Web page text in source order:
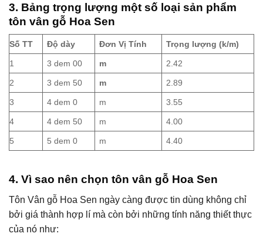
3. Bảng trọng lượng một số loại sản phẩm
tôn vân gỗ Hoa Sen
Số TT Độ dày Đơn Vị Tính Trọng lượng (k/m)
1 3 dem 00 m 2.42
2 3 dem 50 m 2.89
3 4 dem 0 m 3.55
4 4 dem 50 m 4.00
5 5 dem 0 m 4.40
4. Vì sao nên chọn tôn vân gỗ Hoa Sen
Tôn Vân gỗ Hoa Sen ngày càng được tin dùng không chỉ
bởi giá thành hợp lí mà còn bởi những tính năng thiết thực
của nó như: